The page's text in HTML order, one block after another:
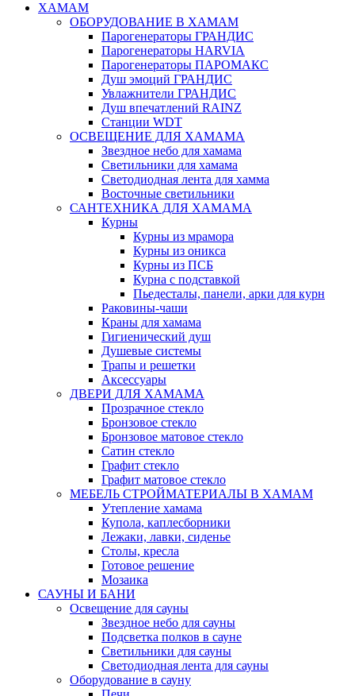
ХАМАМ
ОБОРУДОВАНИЕ В ХАМАМ
Парогенераторы ГРАНДИС
Парогенераторы HARVIA
Парогенераторы ПАРОМАКС
Душ эмоций ГРАНДИС
Увлажнители ГРАНДИС
Душ впечатлений RAINZ
Станции WDT
ОСВЕЩЕНИЕ ДЛЯ ХАМАМА
Звездное небо для хамама
Светильники для хамама
Светодиодная лента для хамма
Восточные светильники
САНТЕХНИКА ДЛЯ ХАМАМА
Курны
Курны из мрамора
Курны из оникса
Курны из ПСБ
Курна с подставкой
Пьедесталы, панели, арки для курн
Раковины-чаши
Краны для хамама
Гигиенический душ
Душевые системы
Трапы и решетки
Аксессуары
ДВЕРИ ДЛЯ ХАМАМА
Прозрачное стекло
Бронзовое стекло
Бронзовое матовое стекло
Сатин стекло
Графит стекло
Графит матовое стекло
МЕБЕЛЬ СТРОЙМАТЕРИАЛЫ В ХАМАМ
Утепление хамама
Купола, каплесборники
Лежаки, лавки, сиденье
Столы, кресла
Готовое решение
Мозаика
САУНЫ И БАНИ
Освещение для сауны
Звездное небо для сауны
Подсветка полков в сауне
Светильники для сауны
Светодиодная лента для сауны
Оборудование в сауну